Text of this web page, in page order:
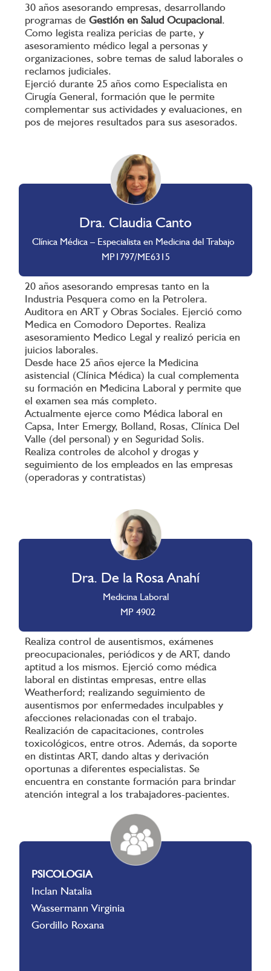
30 años asesorando empresas, desarrollando
programas deGestión en Salud Ocupacional.
Como legista realiza pericias de parte, y
asesoramiento médico legal a personas y
organizaciones, sobre temas de salud laborales o
reclamos judiciales.
Ejerció durante 25 años como Especialista en
Cirugía General, formación que le permite
complementar sus actividades y evaluaciones, en
pos de mejores resultados para sus asesorados.
Dra. Claudia Canto
Clínica Médica – Especialista en Medicina del Trabajo
MP1797/ME6315
20 años asesorando empresas tanto en la
Industria Pesquera como en la Petrolera.
Auditora en ART y Obras Sociales. Ejerció como
Medica en Comodoro Deportes. Realiza
asesoramiento Medico Legal y realizó pericia en
juicios laborales.
Desde hace 25 años ejerce la Medicina
asistencial (Clínica Médica) la cual complementa
su formación en Medicina Laboral y permite que
el examen sea más completo.
Actualmente ejerce como Médica laboral en
Capsa, Inter Emergy, Bolland, Rosas, Clínica Del
Valle (del personal) y en Seguridad Solis.
Realiza controles de alcohol y drogas y
seguimiento de los empleados en las empresas
(operadoras y contratistas)
Dra. De la Rosa Anahí
Medicina Laboral
MP 4902
Realiza control de ausentismos, exámenes
preocupacionales, periódicos y de ART, dando
aptitud a los mismos. Ejerció como médica
laboral en distintas empresas, entre ellas
Weatherford; realizando seguimiento de
ausentismos por enfermedades inculpables y
afecciones relacionadas con el trabajo.
Realización de capacitaciones, controles
toxicológicos, entre otros. Además, da soporte
en distintas ART, dando altas y derivación
oportunas a diferentes especialistas. Se
encuentra en constante formación para brindar
atención integral a los trabajadores-pacientes.
PSICOLOGIA
Inclan Natalia
Wassermann Virginia
Gordillo Roxana